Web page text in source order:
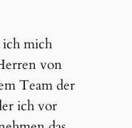
ich mich
von
Team der
ich vor